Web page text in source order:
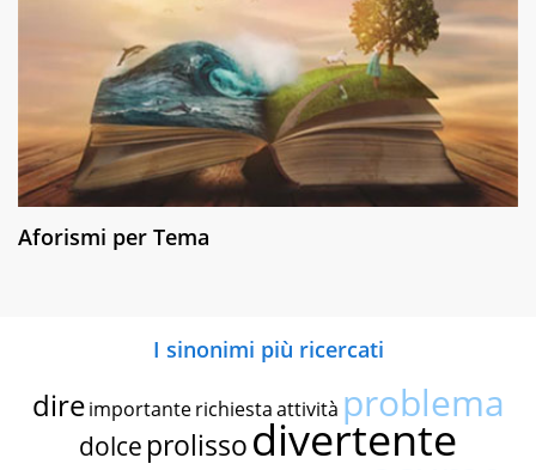
Aforismi per Tema
I sinonimi più ricercati
dire importante richiestaattività problema
dolce prolissodivertente